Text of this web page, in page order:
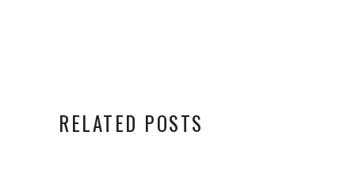
RELATED POSTS